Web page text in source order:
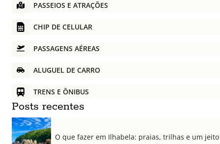
PASSEIOS E ATRAÇÕES
CHIP DE CELULAR
PASSAGENS AÉREAS
ALUGUEL DE CARRO
TRENS E ÔNIBUS
Posts recentes
O que fazer em Ilhabela: praias, trilhas e um